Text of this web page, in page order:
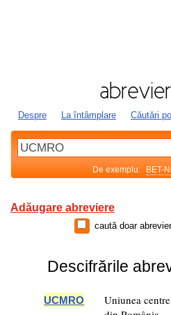
Despre La întâmplare Căutări
De exemplu: BET-
Adăugare abreviere
caută doar
Descifrările
UCMRO
Uniunea